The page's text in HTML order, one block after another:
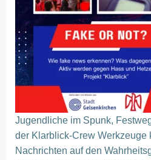
Jugendliche im Spunk,
der Klarblick-Crew Werkzeuge
Nachrichten auf den